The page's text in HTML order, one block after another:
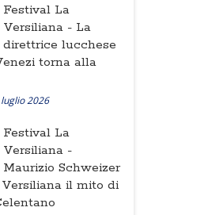
Festival La
Versiliana - La
direttrice lucchese
torna alla
2026
Festival La
Versiliana -
Maurizio Schweizer
il mito di